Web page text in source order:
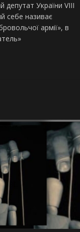
України VIII
себе називає
армії», в